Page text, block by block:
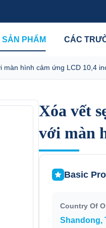
PHẨM CÁC
màn hình cảm ứng LCD 10,4
Xóa vết
với màn
Xóa vết
với màn
Basic
Country Of
Shandong,